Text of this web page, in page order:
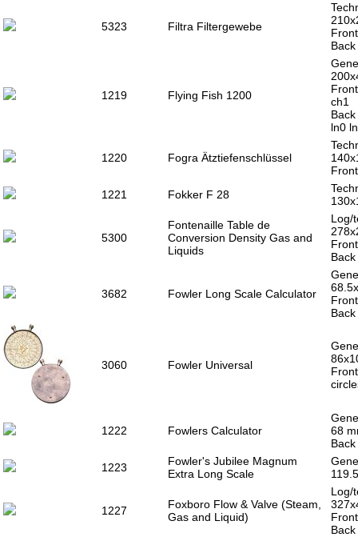
5323 Filtra Filtergewebe
1219 Flying Fish 1200
ch1
ln0
1220 Fogra Ätztiefenschlüssel
1221
Fokker F 28
5300
Fontenaille Table de
Conversion Density Gas and
Liquids
Log/
3682 Fowler Long Scale Calculator
3060 Fowler Universal
1222 Fowlers Calculator
68
1223
Fowler's Jubilee Magnum
Extra Long Scale
1227
Foxboro Flow & Valve (Steam,
Gas and Liquid)
Log/